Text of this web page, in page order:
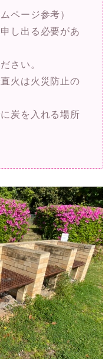
ページ参考）
し出る必要があ
さい。
火は火災防止の
炭を入れる場所